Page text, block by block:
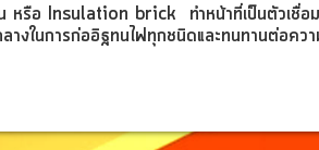
หรือ Insulation brick ทำหน้าที่เป็นตัวเชื่อ
ลางในการก่ออิฐทนไฟทุกชนิดและทนทานต่อคว